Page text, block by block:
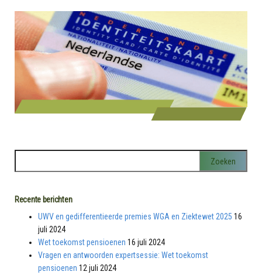
Recente berichten
UWV en gedifferentieerde premies WGA en Ziektewet 2025 16
juli 2024
Wet toekomst pensioenen 16 juli 2024
Vragen en antwoorden expertsessie: Wet toekomst
pensioenen 12 juli 2024